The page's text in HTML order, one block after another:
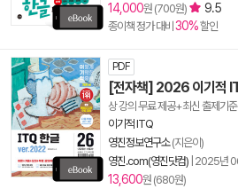
14,000원 (700원) 9.5
종이책 정가 대비 30%할인
PDF
[전자책] 2026 이기적
상 강의 무료 제공+최신 출제기
이기적 ITQ
영진정보연구소(지은이)
영진.com(영진닷컴) 2025년
13,600원 (680원)